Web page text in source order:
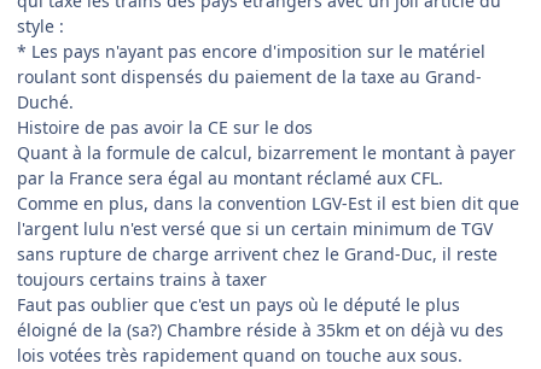
style :
* Les pays n'ayant pas encore d'imposition sur le matériel
roulant sont dispensés du paiement de la taxe au Grand-
Duché.
Histoire de pas avoir la CE sur le dos
Quant à la formule de calcul, bizarrement le montant à payer
par la France sera égal au montant réclamé aux CFL.
Comme en plus, dans la convention LGV-Est il est bien dit que
l'argent lulu n'est versé que si un certain minimum de TGV
sans rupture de charge arrivent chez le Grand-Duc, il reste
toujours certains trains à taxer
Faut pas oublier que c'est un pays où le député le plus
éloigné de la (sa?) Chambre réside à 35km et on déjà vu des
lois votées très rapidement quand on touche aux sous.